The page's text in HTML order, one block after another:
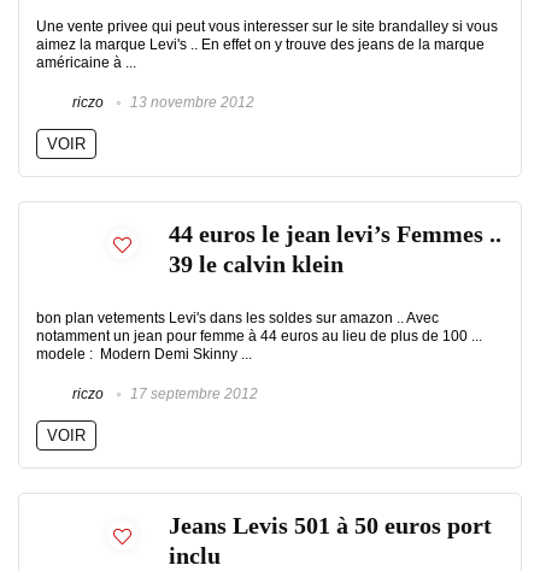
Une vente privee qui peut vous interesser sur le site brandalley si vous
aimez la marque Levi's .. En effet on y trouve des jeans de la marque
américaine à ...
riczo 13 novembre 2012
VOIR
44 euros le jean levi’s Femmes ..
39 le calvin klein
bon plan vetements Levi's dans les soldes sur amazon .. Avec
notamment un jean pour femme à 44 euros au lieu de plus de 100 ...
modele : Modern Demi Skinny ...
riczo 17 septembre 2012
VOIR
Jeans Levis 501 à 50 euros port
inclu